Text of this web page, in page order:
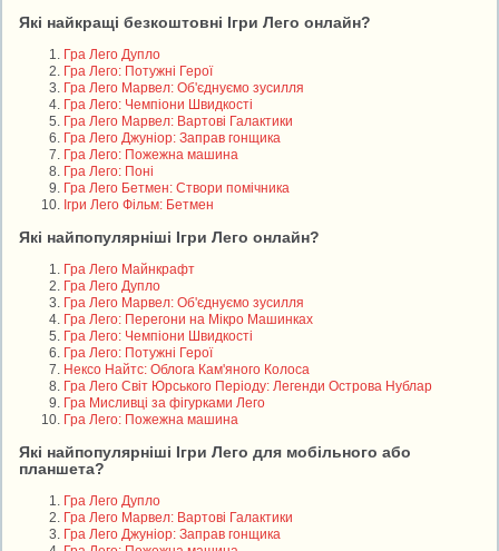
Які найкращі безкоштовні Ігри Лего онлайн?
Гра Лего Дупло
Гра Лего: Потужні Герої
Гра Лего Марвел: Об'єднуємо зусилля
Гра Лего: Чемпіони Швидкості
Гра Лего Марвел: Вартові Галактики
Гра Лего Джуніор: Заправ гонщика
Гра Лего: Пожежна машина
Гра Лего: Поні
Гра Лего Бетмен: Створи помічника
Ігри Лего Фільм: Бетмен
Які найпопулярніші Ігри Лего онлайн?
Гра Лего Майнкрафт
Гра Лего Дупло
Гра Лего Марвел: Об'єднуємо зусилля
Гра Лего: Перегони на Мікро Машинках
Гра Лего: Чемпіони Швидкості
Гра Лего: Потужні Герої
Нексо Найтс: Облога Кам'яного Колоса
Гра Лего Світ Юрського Періоду: Легенди Острова Нублар
Гра Мисливці за фігурками Лего
Гра Лего: Пожежна машина
Які найпопулярніші Ігри Лего для мобільного або
планшета?
Гра Лего Дупло
Гра Лего Марвел: Вартові Галактики
Гра Лего Джуніор: Заправ гонщика